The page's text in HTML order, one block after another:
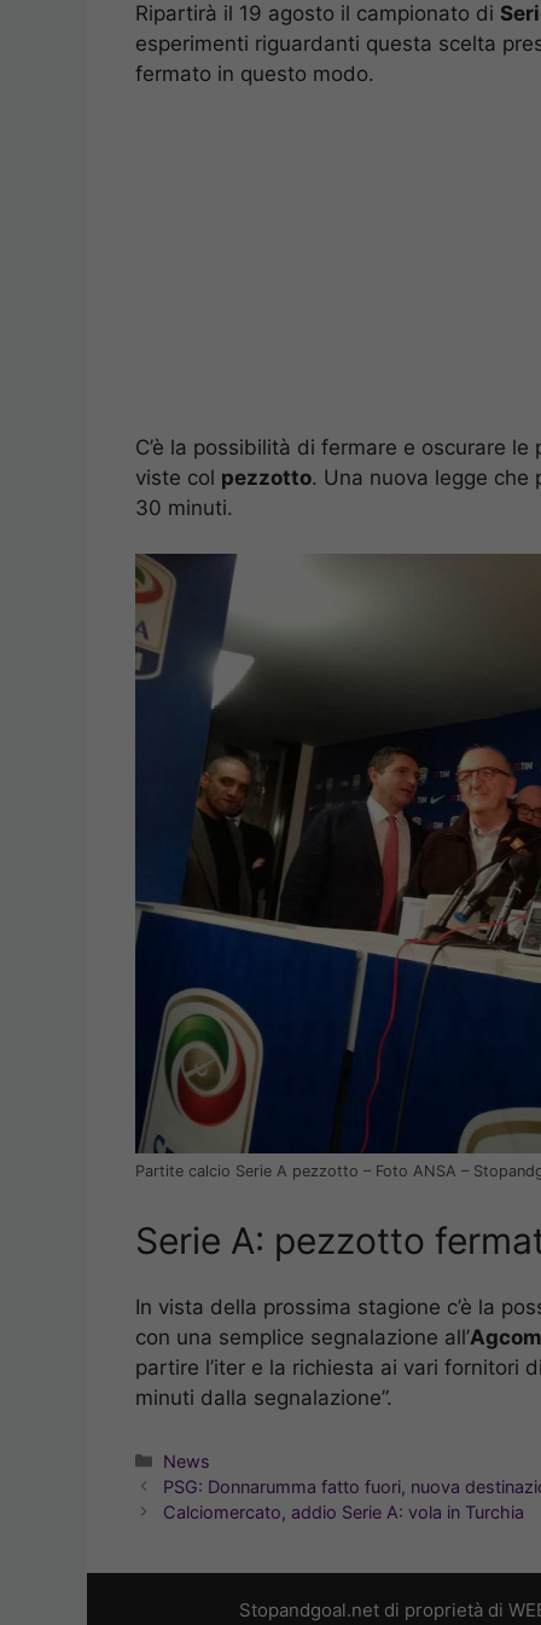
Ripartirà il 19 agosto il campionato di
esperimenti riguardanti questa scelta
fermato in questo modo.
C’è la possibilità di fermare e oscurare
viste col pezzotto. Una nuova legge
30 minuti.
Partite calcio Serie A pezzotto – Foto ANSA –
Serie A: pezzotto
In vista della prossima stagione c’è la
con una semplice segnalazione all’Agcom
partire l’iter e la richiesta ai vari fornitori
minuti dalla segnalazione”.
Categorie
News
PSG: Donnarumma fatto fuori, nuova
Calciomercato, addio Serie A: vola in Turchia
Stopandgoal.net di proprietà di